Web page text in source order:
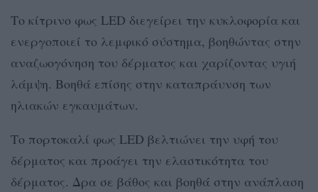
Το κίτρινο φως LED διεγείρει την κυκλοφορία και
ενεργοποιεί το λεμφικό σύστημα, βοηθώντας στην
αναζωογόνηση του δέρματος και χαρίζοντας υγιή
λάμψη. Βοηθά επίσης στην καταπράυνση των
ηλιακών εγκαυμάτων.
Το πορτοκαλί φως LED βελτιώνει την υφή του
δέρματος και προάγει την ελαστικότητα του
δέρματος. Δρα σε βάθος και βοηθά στην ανάπλαση